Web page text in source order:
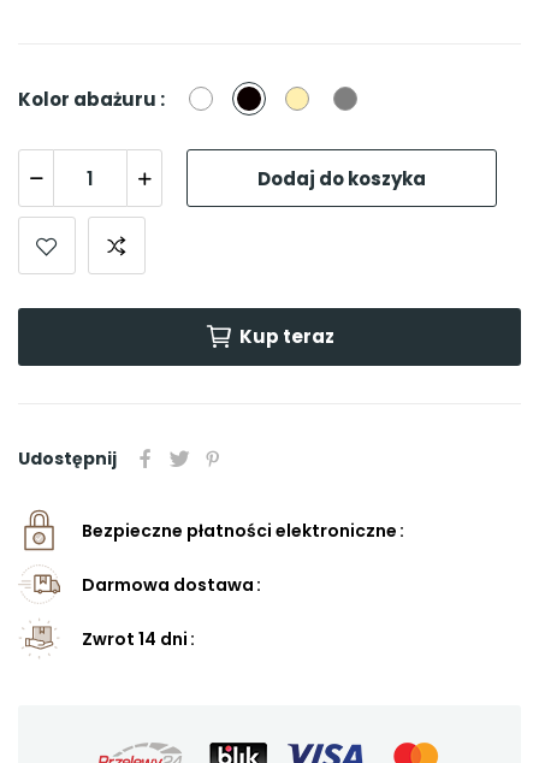
Kolor abażuru : Biały CzarnyBeżowySzary
Dodaj do koszyka
Kup teraz
Udostępnij
Bezpieczne płatności elektroniczne
Darmowa dostawa
Zwrot 14 dni